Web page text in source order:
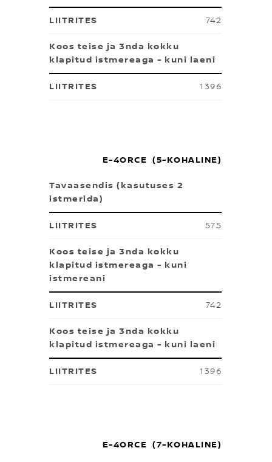
742
Koos teise ja 3nda kokku
klapitud istmereaga - kuni laeni
1396
E-4ORCE (5-KOHALINE)
Tavaasendis (kasutuses 2
istmerida)
575
Koos teise ja 3nda kokku
klapitud istmereaga - kuni
istmereani
742
Koos teise ja 3nda kokku
klapitud istmereaga - kuni laeni
1396
E-4ORCE (7-KOHALINE)